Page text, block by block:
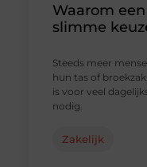
Waarom
slimme
Steeds meer
hun tas of
is voor veel
nodig.
Zakelijk